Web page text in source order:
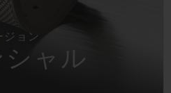
ジョン
ャル